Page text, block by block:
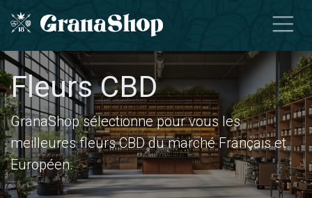
Se rendre au contenu
Fleurs CBD
GranaShop sélectionne pour vous les
meilleures fleurs CBD du marché Français et
Européen.